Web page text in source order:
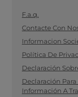
F.a.q.
Contacte Con
Informacion
Política De
Declaración
Declaración
Información A